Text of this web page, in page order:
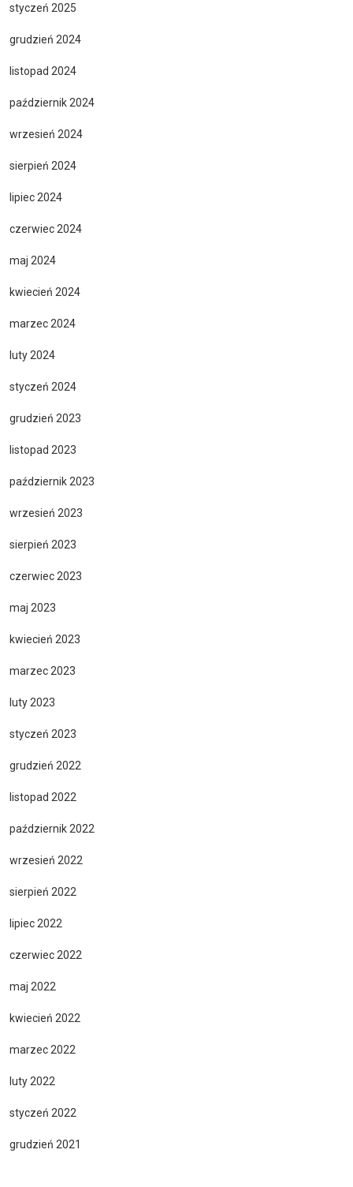
styczeń 2025
grudzień 2024
listopad 2024
październik 2024
wrzesień 2024
sierpień 2024
lipiec 2024
czerwiec 2024
maj 2024
kwiecień 2024
marzec 2024
luty 2024
styczeń 2024
grudzień 2023
listopad 2023
październik 2023
wrzesień 2023
sierpień 2023
czerwiec 2023
maj 2023
kwiecień 2023
marzec 2023
luty 2023
styczeń 2023
grudzień 2022
listopad 2022
październik 2022
wrzesień 2022
sierpień 2022
lipiec 2022
czerwiec 2022
maj 2022
kwiecień 2022
marzec 2022
luty 2022
styczeń 2022
grudzień 2021